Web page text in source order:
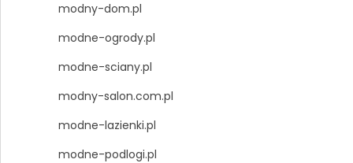
modny-dom.pl
modne-ogrody.pl
modne-sciany.pl
modny-salon.com.pl
modne-lazienki.pl
modne-podlogi.pl